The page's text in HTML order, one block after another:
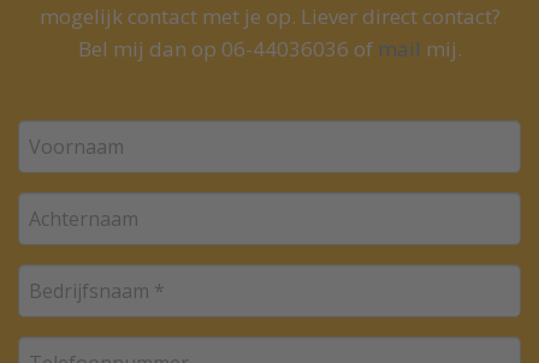
mogelijk contact met je op. Liever direct contact?
Bel mij dan op 06-44036036 of mail mij.